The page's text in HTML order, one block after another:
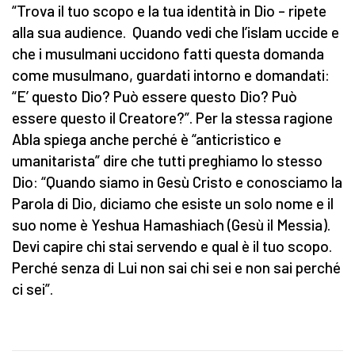
“Trova il tuo scopo e la tua identità in Dio – ripete
alla sua audience. Quando vedi che l’islam uccide e
che i musulmani uccidono fatti questa domanda
come musulmano, guardati intorno e domandati:
“E’ questo Dio? Può essere questo Dio? Può
essere questo il Creatore?”. Per la stessa ragione
Abla spiega anche perché è “anticristico e
umanitarista” dire che tutti preghiamo lo stesso
Dio: “Quando siamo in Gesù Cristo e conosciamo la
Parola di Dio, diciamo che esiste un solo nome e il
suo nome è Yeshua Hamashiach (Gesù il Messia).
Devi capire chi stai servendo e qual è il tuo scopo.
Perché senza di Lui non sai chi sei e non sai perché
ci sei”.